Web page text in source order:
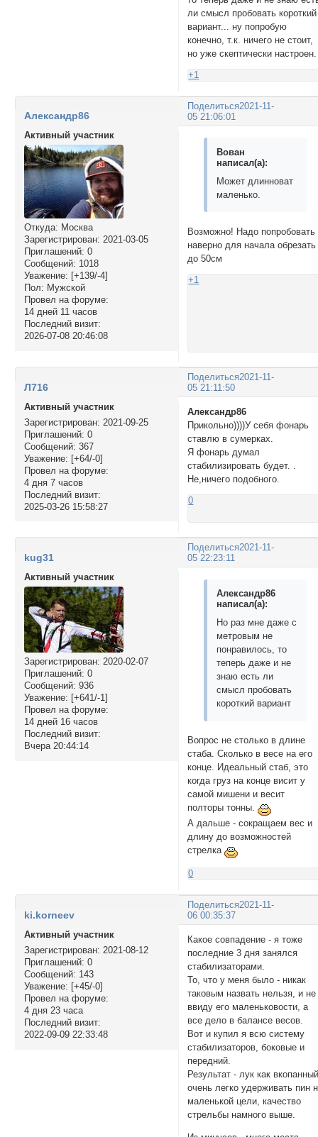
ли смысл пробовать короткий
вариант... ну попробую
конечно, т.к. ничего не стоит,
но уже скептически настроен.
+1
Поделиться2021-11-
05 21:06:01
Александр86
Активный участник
Откуда: Москва
Зарегистрирован: 2021-03-05
Приглашений: 0
Сообщений: 1018
Уважение: [+139/-4]
Пол: Мужской
Провел на форуме:
14 дней 11 часов
Последний визит:
2026-07-08 20:46:08
Вован
написал(а):
Может длинноват
маленько.
Возможно! Надо попробовать
наверно для начала обрезать
до 50см
+1
Поделиться2021-11-
05 21:11:50
Л716
Активный участник
Зарегистрирован: 2021-09-25
Приглашений: 0
Сообщений: 367
Уважение: [+64/-0]
Провел на форуме:
4 дня 7 часов
Последний визит:
2025-03-26 15:58:27
Александр86
Прикольно))))У себя фонарь
ставлю в сумерках.
Я фонарь думал
стабилизировать будет. .
Не,ничего подобного.
0
Поделиться2021-11-
05 22:23:11
kug31
Активный участник
Зарегистрирован: 2020-02-07
Приглашений: 0
Сообщений: 936
Уважение: [+641/-1]
Провел на форуме:
14 дней 16 часов
Последний визит:
Вчера 20:44:14
Александр86
написал(а):
Но раз мне даже с
метровым не
понравилось, то
теперь даже и не
знаю есть ли
смысл пробовать
короткий вариант
Вопрос не столько в длине
стаба. Сколько в весе на его
конце. Идеальный стаб, это
когда груз на конце висит у
самой мишени и весит
полторы тонны.
А дальше - сокращаем вес и
длину до возможностей
стрелка
0
Поделиться2021-11-
06 00:35:37
ki.korneev
Активный участник
Зарегистрирован: 2021-08-12
Приглашений: 0
Сообщений: 143
Уважение: [+45/-0]
Провел на форуме:
4 дня 23 часа
Последний визит:
2022-09-09 22:33:48
Какое совпадение - я тоже
последние 3 дня занялся
стабилизаторами.
То, что у меня было - никак
таковым назвать нельзя, и не
ввиду его маленьковости, а
все дело в балансе весов.
Вот и купил я всю систему
стабилизаторов, боковые и
передний.
Результат - лук как
очень легко удерживать пин
маленькой цели, качество
стрельбы намного выше.